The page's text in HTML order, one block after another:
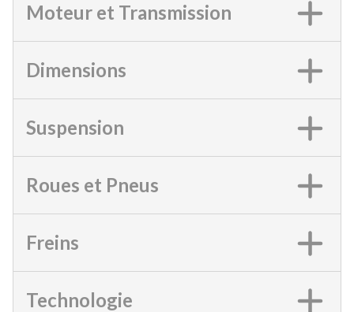
Moteur et Transmission
Dimensions
Suspension
Roues et Pneus
Freins
Technologie